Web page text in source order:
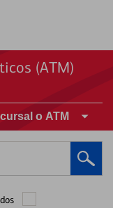
(ATM)
o ATM